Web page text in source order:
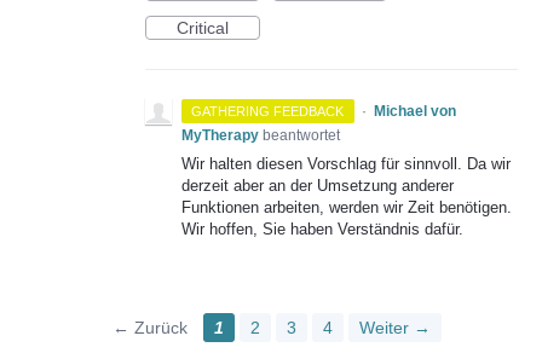
Critical
GATHERING FEEDBACK · Michael von
MyTherapy beantwortet
Wir halten diesen Vorschlag für sinnvoll. Da wir
derzeit aber an der Umsetzung anderer
Funktionen arbeiten, werden wir Zeit benötigen.
Wir hoffen, Sie haben Verständnis dafür.
← Zurück 1 2 3 4 Weiter →